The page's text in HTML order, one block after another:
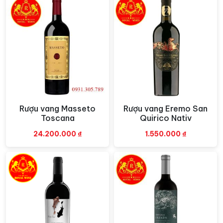
với sắc đỏ ánh tím, nồng nàn hương thơm trái cây chín
mọng hòa quyện cùng hương hoa violet, nấm truffle và
chút gia vị đầy tinh tế. Chất vị vang mềm mại, thanh
lịch, kéo dài đầy lưu luyến trên vòm miệng.
Rượu vang In & Out
là một chai dành cho thị trường
Châu Á. Nhãn chai được thiết kế độc quyền là con cá
chép nhảy lên khỏi mặt nước thể hiện sự táo bạo và
Xem nhanh
Rượu vang Masseto
Toscana
24.200.000 ₫
Xem nhanh
Rượu vang Eremo San
Quirico Nativ
1.550.000 ₫